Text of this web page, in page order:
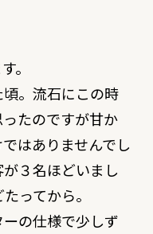
。
。流石にこの時
たのですが甘か
はありませんでし
３名ほどいまし
ってから。
の仕様で少しず